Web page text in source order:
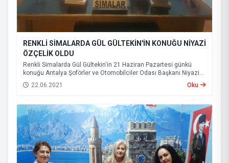
RENKLİ SİMALARDA GÜL GÜLTEKİN'İN KONUĞU NİYAZİ
ÖZÇELİK OLDU
Renkli Simalarda Gül Gültekin'in 21 Haziran Pazartesi günkü
konuğu Antalya Şoförler ve Otomobilciler Odası Başkanı Niyazi
ÖZÇELİK oldu. Programda pandemi döneminde esnafın ve
taksicilerin yaşadıkları sorunlar ele alındı. Programı izlemek için
22.06.2021 Oku